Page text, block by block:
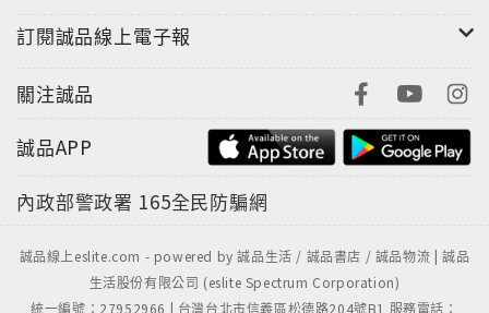
訂閱誠品線上電子報
關注誠品
誠品APP
內政部警政署 165全民防騙網
誠品線上eslite.com - powered by 誠品生活 / 誠品書店 / 誠品物流 | 誠品
生活股份有限公司 (eslite Spectrum Corporation)
統一編號：27952966 | 台灣台北市信義區松德路204號B1 服務電話：